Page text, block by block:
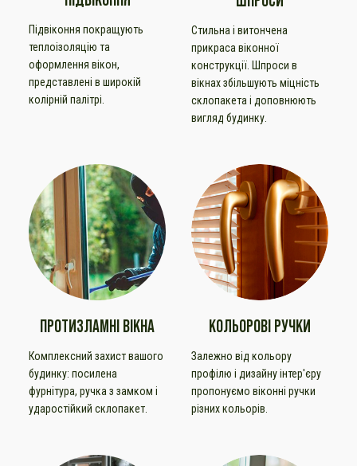
Підвіконня покращують
теплоізоляцію та
оформлення вікон,
представлені в широкій
колірній палітрі.
Стильна і витончена
прикраса віконної
конструкції. Шпроси в
вікнах збільшують міцність
склопакета і доповнюють
вигляд будинку.
ПРОТИЗЛАМНІ ВІКНА
Комплексний захист вашого
будинку: посилена
фурнітура, ручка з замком і
ударостійкий склопакет.
КОЛЬОРОВІ РУЧКИ
Залежно від кольору
профілю і дизайну інтер'єру
пропонуємо віконні ручки
різних кольорів.